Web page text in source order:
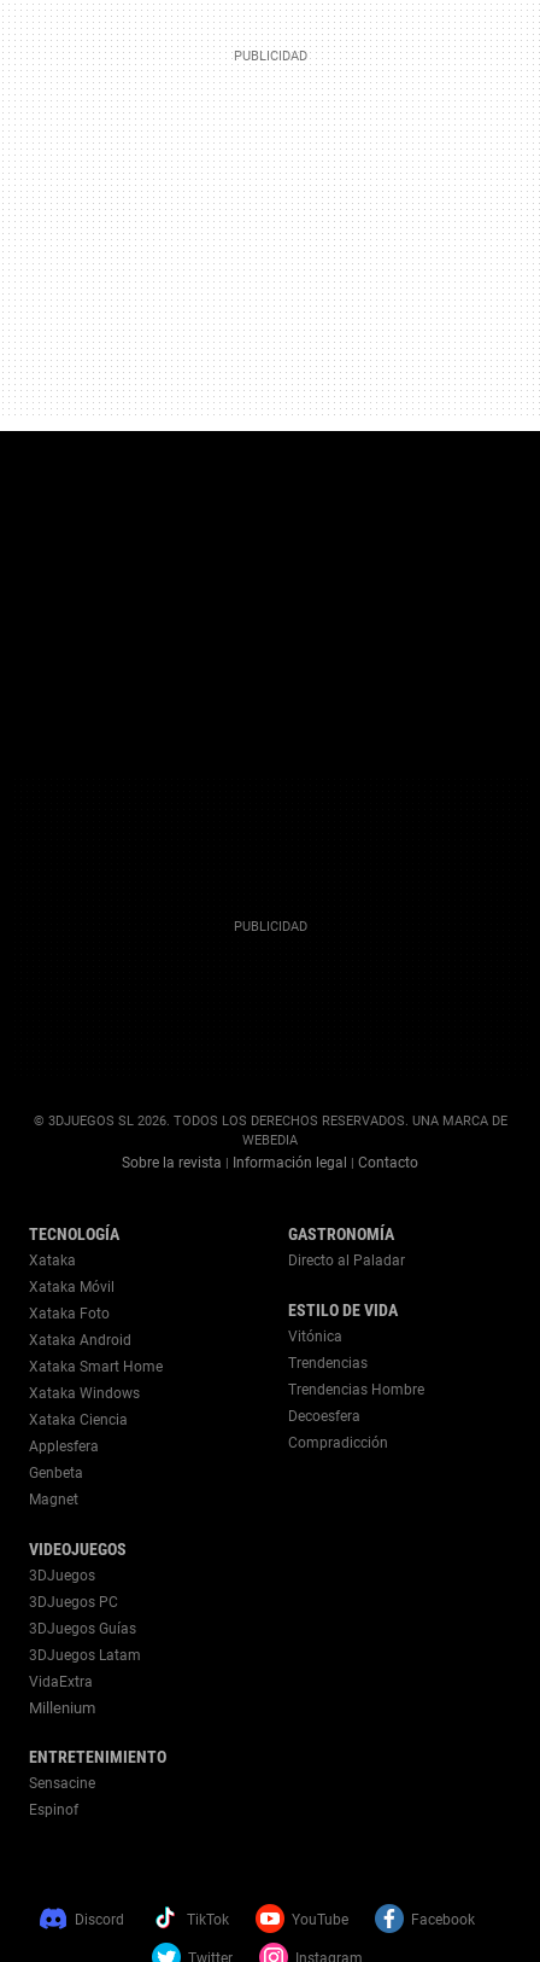
© 3DJUEGOS SL 2026. TODOS LOS DERECHOS RESERVADOS. UNA MARCA DE
WEBEDIA
Sobre la revista Información legal Contacto
TECNOLOGÍA
Xataka
Xataka Móvil
Xataka Foto
Xataka Android
Xataka Smart Home
Xataka Windows
Xataka Ciencia
Applesfera
Genbeta
Magnet
VIDEOJUEGOS
3DJuegos
3DJuegos PC
3DJuegos Guías
3DJuegos Latam
VidaExtra
Millenium
ENTRETENIMIENTO
Sensacine
Espinof
GASTRONOMÍA
Directo al Paladar
ESTILO DE VIDA
Vitónica
Trendencias
Trendencias Hombre
Decoesfera
Compradicción
Discord TikTok YouTube Facebook